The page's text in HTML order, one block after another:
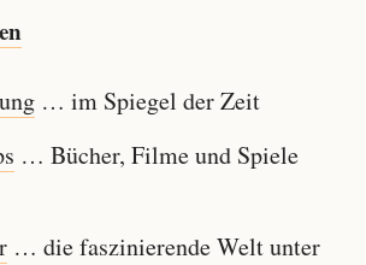
… im Spiegel der Zeit
… Bücher, Filme und Spiele
… die faszinierende Welt unter